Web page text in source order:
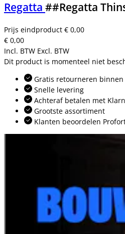
Regatta ##Regatta
Prijs eindproduct € 0,00
€ 0,00
Incl. BTW Excl. BTW
Dit product is momenteel niet
Gratis retourneren binnen
Snelle levering
Achteraf betalen met
Grootste assortiment
Klanten beoordelen